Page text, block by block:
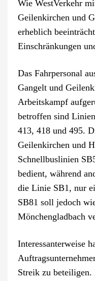
Wie WestVerkehr
Geilenkirchen und
erheblich
Einschränkungen
Das Fahrpersonal
Gangelt und
Arbeitskampf
betroffen sind
413, 418 und 495.
Geilenkirchen und
Schnellbuslinien
bedient, während
die Linie SB1, nur
SB81 soll jedoch
Mönchengladbach
Interessanterweise
Streik zu